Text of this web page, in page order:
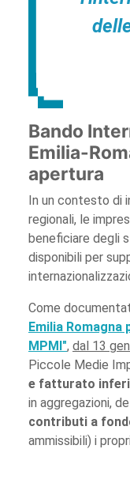
Bando
Emilia-
apertura
In un contesto di
regionali, le
beneficiare degli
disponibili per
Come
Emilia
MPMI", dal 13
Piccole Medie
e fatturato
in aggregazioni,
contributi a
ammissibili) i